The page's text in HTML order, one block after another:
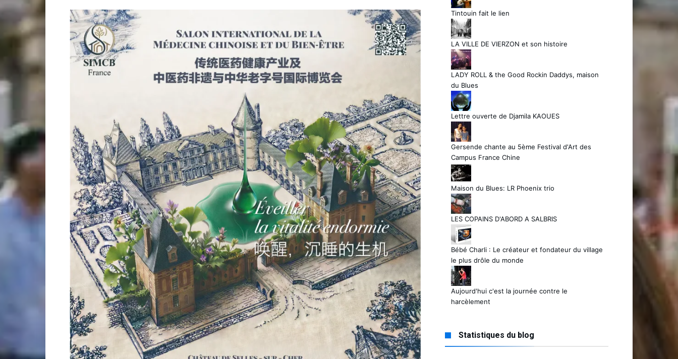
Tintouin fait le lien
LA VILLE DE VIERZON et son histoire
LADY ROLL & the Good Rockin Daddys, maison
du Blues
Lettre ouverte de Djamila KAOUES
Gersende chante au 5ème Festival d'Art des
Campus France Chine
Maison du Blues: LR Phoenix trio
LES COPAINS D'ABORD A SALBRIS
Bébé Charli : Le créateur et fondateur du village
le plus drôle du monde
Aujourd'hui c'est la journée contre le
harcèlement
Statistiques du blog